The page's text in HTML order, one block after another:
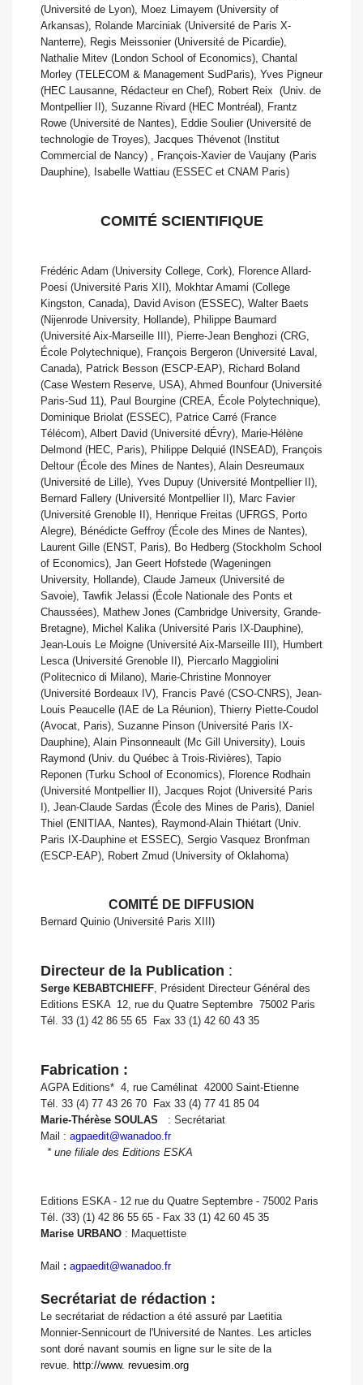
(Université de Lyon), Moez Limayem (University of
Arkansas), Rolande Marciniak (Université de Paris X-
Nanterre), Regis Meissonier (Université de Picardie),
Nathalie Mitev (London School of Economics), Chantal
Morley (TELECOM & Management SudParis), Yves Pigneur
(HEC Lausanne, Rédacteur en Chef), Robert Reix  (Univ. de
Montpellier II), Suzanne Rivard (HEC Montréal), Frantz
Rowe (Université de Nantes), Eddie Soulier (Université de
technologie de Troyes), Jacques Thévenot (Institut
Commercial de Nancy) , François-Xavier de Vaujany (Paris
Dauphine), Isabelle Wattiau (ESSEC et CNAM Paris)
COMITÉ SCIENTIFIQUE
Frédéric Adam (University College, Cork), Florence Allard-
Poesi (Université Paris XII), Mokhtar Amami (College
Kingston, Canada), David Avison (ESSEC), Walter Baets
(Nijenrode University, Hollande), Philippe Baumard
(Université Aix-Marseille III), Pierre-Jean Benghozi (CRG,
École Polytechnique), François Bergeron (Université Laval,
Canada), Patrick Besson (ESCP-EAP), Richard Boland
(Case Western Reserve, USA), Ahmed Bounfour (Université
Paris-Sud 11), Paul Bourgine (CREA, École Polytechnique),
Dominique Briolat (ESSEC), Patrice Carré (France
Télécom), Albert David (Université dÉvry), Marie-Hélène
Delmond (HEC, Paris), Philippe Delquié (INSEAD), François
Deltour (École des Mines de Nantes), Alain Desreumaux
(Université de Lille), Yves Dupuy (Université Montpellier II),
Bernard Fallery (Université Montpellier II), Marc Favier
(Université Grenoble II), Henrique Freitas (UFRGS, Porto
Alegre), Bénédicte Geffroy (École des Mines de Nantes),
Laurent Gille (ENST, Paris), Bo Hedberg (Stockholm School
of Economics), Jan Geert Hofstede (Wageningen
University, Hollande), Claude Jameux (Université de
Savoie), Tawfik Jelassi (École Nationale des Ponts et
Chaussées), Mathew Jones (Cambridge University, Grande-
Bretagne), Michel Kalika (Université Paris IX-Dauphine),
Jean-Louis Le Moigne (Université Aix-Marseille III), Humbert
Lesca (Université Grenoble II), Piercarlo Maggiolini
(Politecnico di Milano), Marie-Christine Monnoyer
(Université Bordeaux IV), Francis Pavé (CSO-CNRS), Jean-
Louis Peaucelle (IAE de La Réunion), Thierry Piette-Coudol
(Avocat, Paris), Suzanne Pinson (Université Paris IX-
Dauphine), Alain Pinsonneault (Mc Gill University), Louis
Raymond (Univ. du Québec à Trois-Rivières), Tapio
Reponen (Turku School of Economics), Florence Rodhain
(Université Montpellier II), Jacques Rojot (Université Paris
I), Jean-Claude Sardas (École des Mines de Paris), Daniel
Thiel (ENITIAA, Nantes), Raymond-Alain Thiétart (Univ.
Paris IX-Dauphine et ESSEC), Sergio Vasquez Bronfman
(ESCP-EAP), Robert Zmud (University of Oklahoma)
COMITÉ DE DIFFUSION
Bernard Quinio (Université Paris XIII)
Directeur de la Publication :
Serge KEBABTCHIEFF, Président Directeur Général des
Editions ESKA  12, rue du Quatre Septembre  75002 Paris
Tél. 33 (1) 42 86 55 65  Fax 33 (1) 42 60 43 35
Fabrication :
AGPA Editions*  4, rue Camélinat  42000 Saint-Etienne
Tél. 33 (4) 77 43 26 70  Fax 33 (4) 77 41 85 04
Marie-Thérèse SOULAS : Secrétariat
Mail : agpaedit@wanadoo.fr
* une filiale des Editions ESKA
Editions ESKA - 12 rue du Quatre Septembre - 75002 Paris
Tél. (33) (1) 42 86 55 65 - Fax 33 (1) 42 60 45 35
Marise URBANO : Maquettiste
Mail : agpaedit@wanadoo.fr
Secrétariat de rédaction :
Le secrétariat de rédaction a été assuré par Laetitia
Monnier-Sennicourt de l'Université de Nantes. Les articles
sont doré navant soumis en ligne sur le site de la
revue. http://www. revuesim.org